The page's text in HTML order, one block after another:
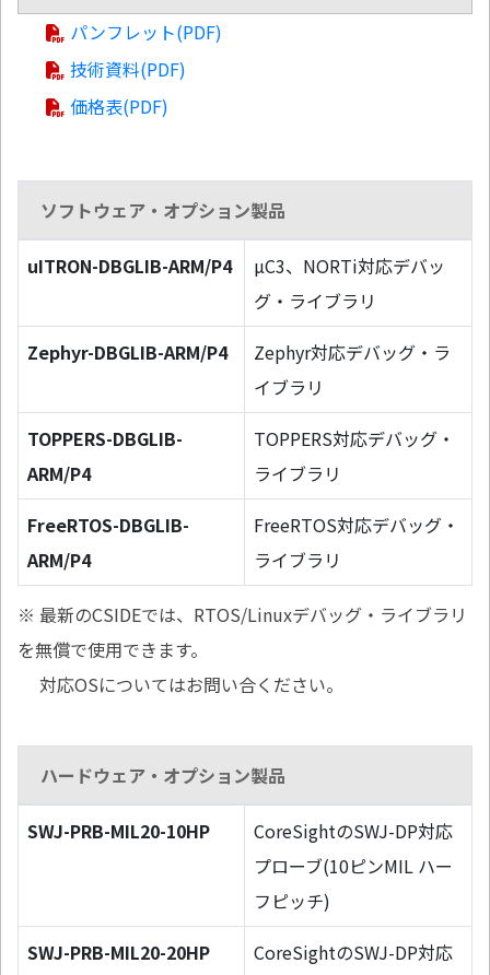
パンフレット(PDF)
技術資料(PDF)
価格表(PDF)
ソフトウェア・オプション製品
uITRON-DBGLIB-ARM/P4
µC3、NORTi対応デバッ
グ・ライブラリ
Zephyr-DBGLIB-ARM/P4
Zephyr対応デバッグ・ラ
イブラリ
TOPPERS-DBGLIB-
ARM/P4
TOPPERS対応デバッグ・
ライブラリ
FreeRTOS-DBGLIB-
ARM/P4
FreeRTOS対応デバッグ・
ライブラリ
※ 最新のCSIDEでは、RTOS/Linuxデバッグ・ライブラリ
を無償で使用できます。
対応OSについてはお問い合ください。
ハードウェア・オプション製品
SWJ-PRB-MIL20-10HP
CoreSightのSWJ-DP対応
プローブ(10ピンMIL ハー
フピッチ)
SWJ-PRB-MIL20-20HP
CoreSightのSWJ-DP対応